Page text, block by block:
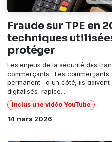
Fraude sur TPE en
techniques
protéger
Les enjeux de la sécurité des
commerçants : Les
permanent : d'un côté, ils
digitalisés, rapide...
Inclus une vidéo YouTube
14 mars 2026